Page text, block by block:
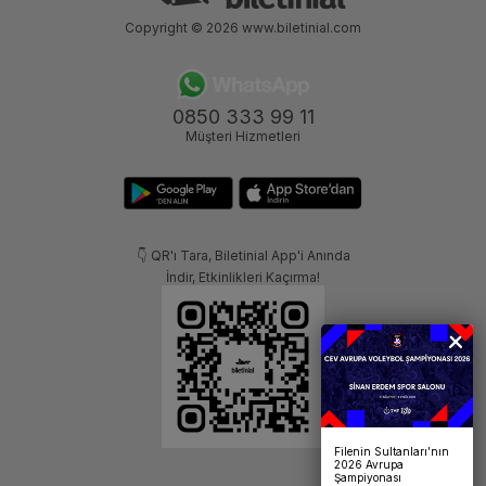
0850 333 99 11
Müşteri Hizmetleri
👇 QR'ı Tara, Biletinial App'i Anında
İndir, Etkinlikleri Kaçırma!
Copyright © 2026 www.biletinial.com
Filenin Sultanları’nın
2026 Avrupa
Şampiyonası